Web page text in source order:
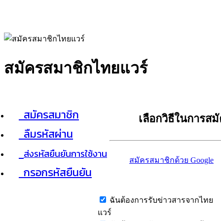
สมัครสมาชิกไทยแวร์
สมัครสมาชิก
ลืมรหัสผ่าน
ส่งรหัสยืนยันการใช้งาน
กรอกรหัสยืนยัน
เลือกวิธีในการส
สมัครสมาชิกด้วย Google
ฉันต้องการรับข่าวสารจากไทย
แวร์